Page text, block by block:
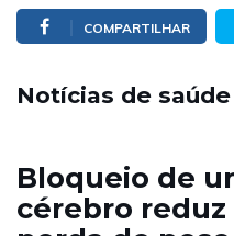
COMPARTILHAR
Notícias de saúde
Bloqueio de
cérebro